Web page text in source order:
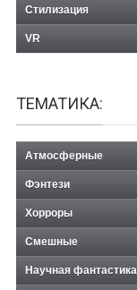
Стилизация
VR
ТЕМАТИКА:
Атмосферные
Фэнтези
Хорроры
Смешные
Научная фантастика